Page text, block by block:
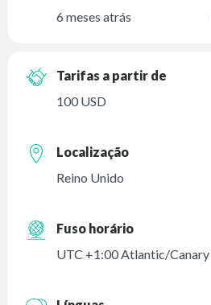
6 meses atrás
Tarifas a partir de
100 USD
Localização
Reino Unido
Fuso horário
UTC +1:00 Atlantic/Canary